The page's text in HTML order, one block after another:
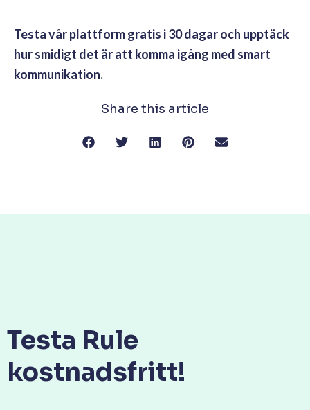
Testa vår plattform gratis i 30 dagar och upptäck
hur smidigt det är att komma igång med smart
kommunikation.
Share this article
Testa Rule
kostnadsfritt!